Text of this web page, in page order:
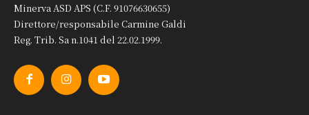
Minerva ASD APS (C.F. 91076630655)
Direttore/responsabile Carmine Galdi
Reg. Trib. Sa n.1041 del 22.02.1999.